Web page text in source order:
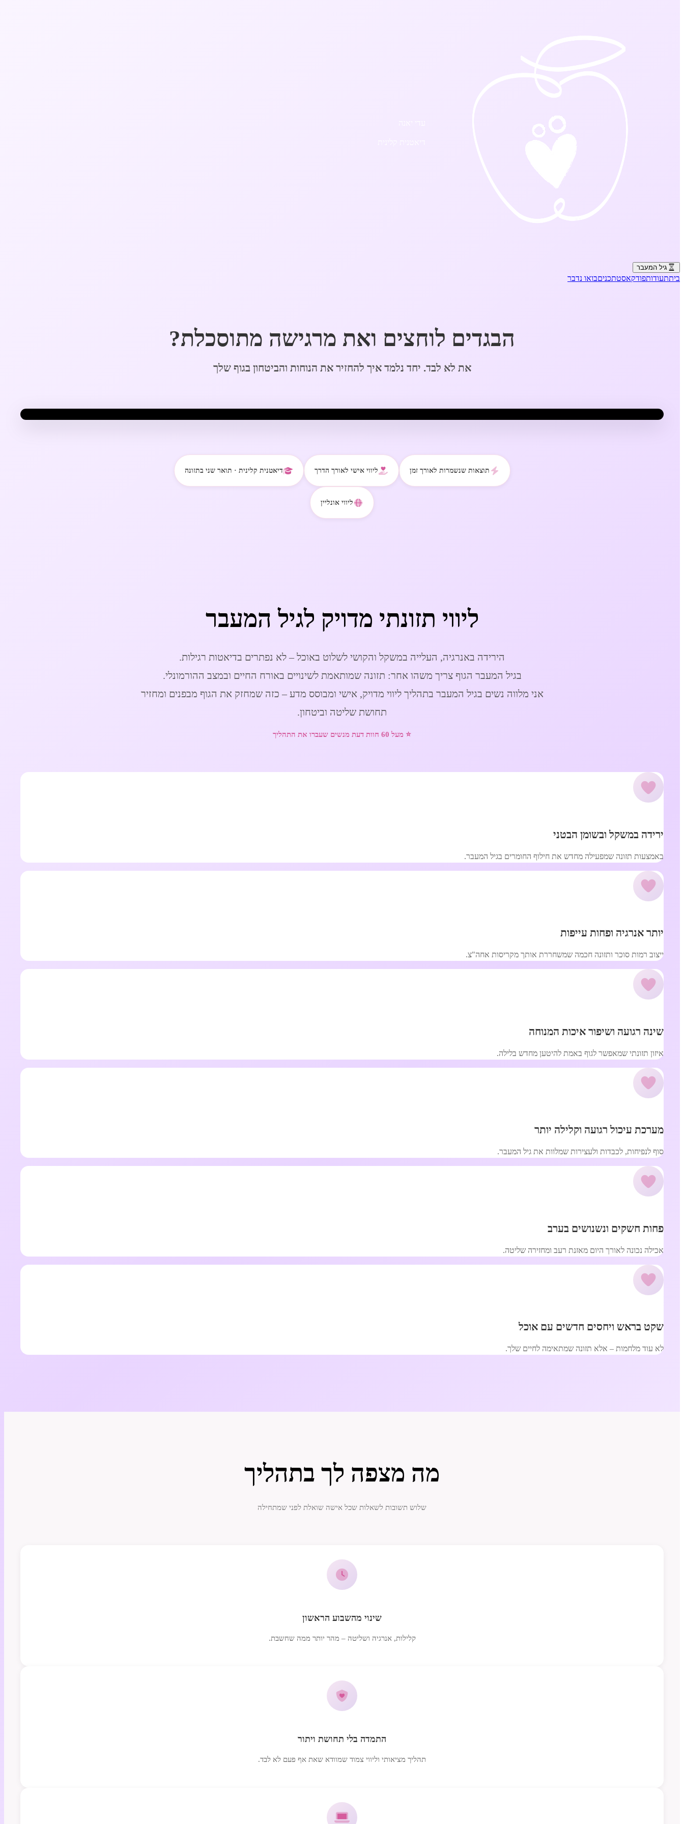
גיל המעבר
ביתתעודותפודקאסטתכניםבואו נדבר
הבגדים לוחצים ואת מרגישה מתוסכלת?
את לא לבד. יחד נלמד איך להחזיר את הנוחות והביטחון בגוף שלך
Play
Video
תוצאות שנשמרות לאורך זמן ליווי אישי לאורך הדרך דיאטנית קלינית · תואר שני בתזונה
ליווי אונליין
ליווי תזונתי מדויק לגיל המעבר
הירידה באנרגיה, העלייה במשקל והקושי לשלוט באוכל – לא נפתרים בדיאטות רגילות.
בגיל המעבר הגוף צריך משהו אחר: תזונה שמותאמת לשינויים באורח החיים ובמצב ההורמונלי.
אני מלווה נשים בגיל המעבר בתהליך ליווי מדויק, אישי ומבוסס מדע – כזה שמחזק את הגוף מבפנים ומחזיר
תחושת שליטה וביטחון.
⭐ מעל 60 חוות דעת מנשים שעברו את התהליך
ירידה במשקל ובשומן הבטני
באמצעות תזונה שמפעילה מחדש את חילוף החומרים בגיל המעבר.
יותר אנרגיה ופחות עייפות
ייצוב רמות סוכר ותזונה חכמה שמשחררת אותך מקריסות אחה"צ.
שינה רגועה ושיפור איכות המנוחה
איזון תזונתי שמאפשר לגוף באמת להיטען מחדש בלילה.
מערכת עיכול רגועה וקלילה יותר
סוף לנפיחות, לכבדות ולעצירות שמלוות את גיל המעבר.
פחות חשקים ונשנושים בערב
אכילה נכונה לאורך היום מאזנת רעב ומחזירה שליטה.
שקט בראש ויחסים חדשים עם אוכל
לא עוד מלחמות – אלא תזונה שמתאימה לחיים שלך.
מה מצפה לך בתהליך
שלוש תשובות לשאלות שכל אישה שואלת לפני שמתחילה
שינוי מהשבוע הראשון
קלילות, אנרגיה ושליטה – מהר יותר ממה שחשבת.
התמדה בלי תחושת ויתור
תהליך מציאותי וליווי צמוד שמוודא שאת אף פעם לא לבד.